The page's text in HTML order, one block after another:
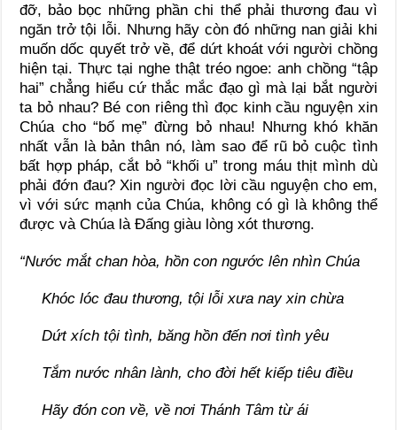
đỡ, bảo bọc những phần chi thể phải thương đau vì
ngăn trở tội lỗi. Nhưng hãy còn đó những nan giải khi
muốn dốc quyết trở về, để dứt khoát với người chồng
hiện tại. Thực tại nghe thật tréo ngoe: anh chồng “tập
hai” chẳng hiểu cứ thắc mắc đạo gì mà lại bắt người
ta bỏ nhau? Bé con riêng thì đọc kinh cầu nguyện xin
Chúa cho “bố mẹ” đừng bỏ nhau! Nhưng khó khăn
nhất vẫn là bản thân nó, làm sao để rũ bỏ cuộc tình
bất hợp pháp, cắt bỏ “khối u” trong máu thịt mình dù
phải đớn đau? Xin người đọc lời cầu nguyện cho em,
vì với sức mạnh của Chúa, không có gì là không thể
được và Chúa là Đấng giàu lòng xót thương.
“Nước mắt chan hòa, hồn con ngước lên nhìn Chúa
Khóc lóc đau thương, tội lỗi xưa nay xin chừa
Dứt xích tội tình, băng hồn đến nơi tình yêu
Tắm nước nhân lành, cho đời hết kiếp tiêu điều
Hãy đón con về, về nơi Thánh Tâm từ ái